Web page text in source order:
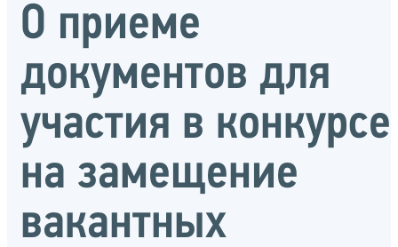
О приеме
документов для
участия в конкурсе
на замещение
вакантных